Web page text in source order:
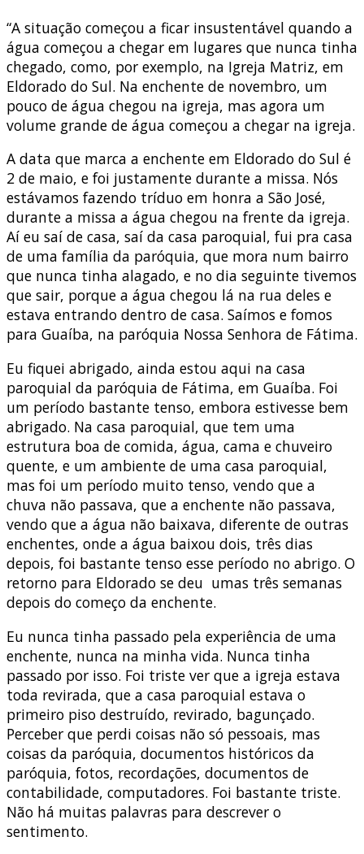
“A situação começou a ficar insustentável quando a
água começou a chegar em lugares que nunca tinha
chegado, como, por exemplo, na Igreja Matriz, em
Eldorado do Sul. Na enchente de novembro, um
pouco de água chegou na igreja, mas agora um
volume grande de água começou a chegar na igreja.
A data que marca a enchente em Eldorado do Sul é
2 de maio, e foi justamente durante a missa. Nós
estávamos fazendo tríduo em honra a São José,
durante a missa a água chegou na frente da igreja.
Aí eu saí de casa, saí da casa paroquial, fui pra casa
de uma família da paróquia, que mora num bairro
que nunca tinha alagado, e no dia seguinte tivemos
que sair, porque a água chegou lá na rua deles e
estava entrando dentro de casa. Saímos e fomos
para Guaíba, na paróquia Nossa Senhora de Fátima.
Eu fiquei abrigado, ainda estou aqui na casa
paroquial da paróquia de Fátima, em Guaíba. Foi
um período bastante tenso, embora estivesse bem
abrigado. Na casa paroquial, que tem uma
estrutura boa de comida, água, cama e chuveiro
quente, e um ambiente de uma casa paroquial,
mas foi um período muito tenso, vendo que a
chuva não passava, que a enchente não passava,
vendo que a água não baixava, diferente de outras
enchentes, onde a água baixou dois, três dias
depois, foi bastante tenso esse período no abrigo. O
retorno para Eldorado se deu umas três semanas
depois do começo da enchente.
Eu nunca tinha passado pela experiência de uma
enchente, nunca na minha vida. Nunca tinha
passado por isso. Foi triste ver que a igreja estava
toda revirada, que a casa paroquial estava o
primeiro piso destruído, revirado, bagunçado.
Perceber que perdi coisas não só pessoais, mas
coisas da paróquia, documentos históricos da
paróquia, fotos, recordações, documentos de
contabilidade, computadores. Foi bastante triste.
Não há muitas palavras para descrever o
sentimento.